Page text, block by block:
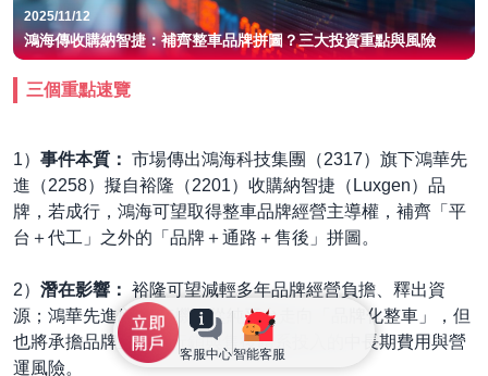
客服中心智能客服
2025/11/12
鴻海傳收購納智捷：補齊整車品牌拼圖？三大投資重點與風險
三個重點速覽
1） 事件本質： 市場傳出鴻海科技集團（2317）旗下鴻華先
進（2258）擬自裕隆（2201）收購納智捷（Luxgen）品
牌，若成行，鴻海可望取得整車品牌經營主導權，補齊「平
台＋代工」之外的「品牌＋通路＋售後」拼圖。
2） 潛在影響： 裕隆可望減輕多年品牌經營負擔、釋出資
源；鴻華先進/鴻海有機會從純平台走向「品牌化整車」，但
也將承擔品牌重整、行銷與售後體系投入的中長期費用與營
運風險。